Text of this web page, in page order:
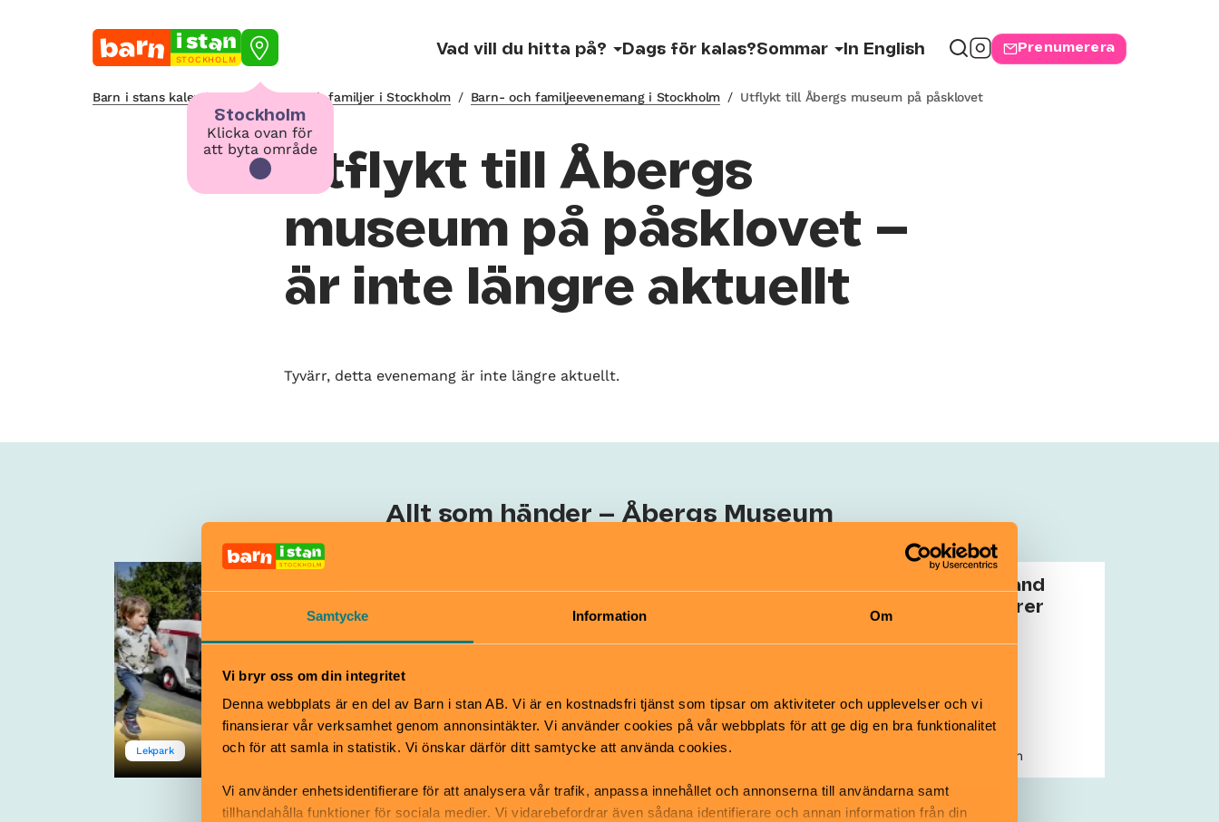
Samtycke Information Om
Vi bryr oss om din integritet
Denna webbplats är en del av Barn i stan AB. Vi är en kostnadsfri tjänst som tipsar om aktiviteter och upplevelser och vi
finansierar vår verksamhet genom annonsintäkter. Vi använder cookies på vår webbplats för att ge dig en bra funktionalitet
och för att samla in statistik. Vi önskar därför ditt samtycke att använda cookies.
Vi använder enhetsidentifierare för att analysera vår trafik, anpassa innehållet och annonserna till användarna samt
tillhandahålla funktioner för sociala medier. Vi vidarebefordrar även sådana identifierare och annan information från din
STOCKHOLM
Stockholm
Klicka ovan för
att byta område
Vad vill du hitta på? Dags för kalas?Sommar In English Prenumerera
Barn i stans kalendarium för barn och familjer i Stockholm / Barn- och familjeevenemang i Stockholm / Utflykt till Åbergs museum på påsklovet
Utflykt till Åbergs
museum på påsklovet –
är inte längre aktuellt
Tyvärr, detta evenemang är inte längre aktuellt.
Allt som händer – Åbergs Museum
Lekpark
bananerna i
Banankontakt!
Åbergs Museum Utställning
– världens
3–10 år
Åbergs Museum
Bildjakt bland
Disneyfigurer
Åbergs Museum
Trazankojan